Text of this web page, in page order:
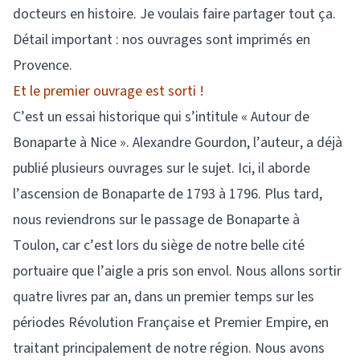
docteurs en histoire. Je voulais faire partager tout ça.
Détail important : nos ouvrages sont imprimés en
Provence.
Et le premier ouvrage est sorti !
C’est un essai historique qui s’intitule « Autour de
Bonaparte à Nice ». Alexandre Gourdon, l’auteur, a déjà
publié plusieurs ouvrages sur le sujet. Ici, il aborde
l’ascension de Bonaparte de 1793 à 1796. Plus tard,
nous reviendrons sur le passage de Bonaparte à
Toulon, car c’est lors du siège de notre belle cité
portuaire que l’aigle a pris son envol. Nous allons sortir
quatre livres par an, dans un premier temps sur les
périodes Révolution Française et Premier Empire, en
traitant principalement de notre région. Nous avons